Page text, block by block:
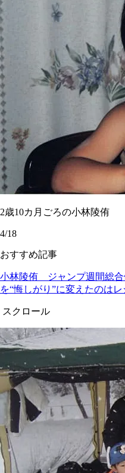
2歳10カ月ごろの小林陵侑
4/18
おすすめ記事
小林陵侑 ジャンプ週間総合
を“悔しがり”に変えたのは
スクロール